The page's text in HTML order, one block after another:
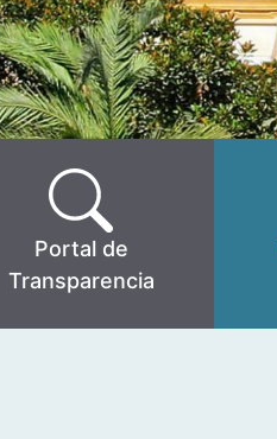
Portal de
Transparencia